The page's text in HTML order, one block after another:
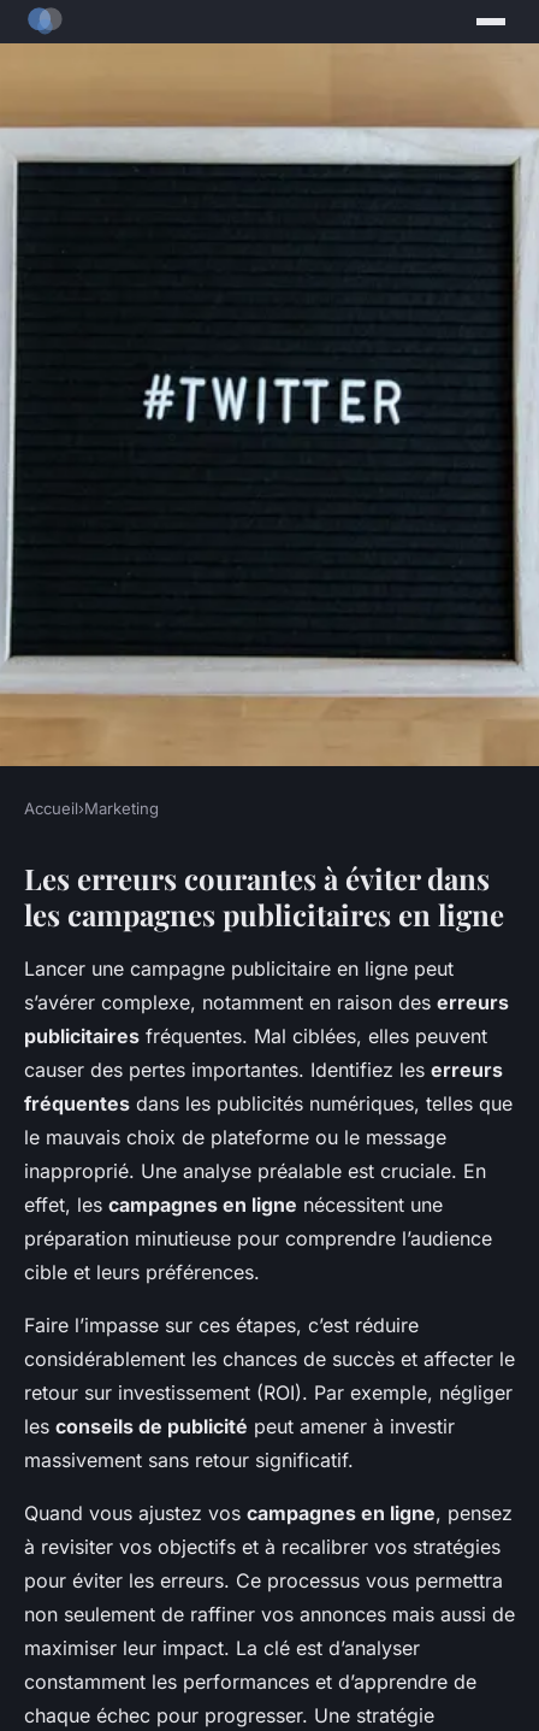
Erreurs Fatales à Éviter pour
une Campagne de Publicité en
Ligne Réussie
Maya 1 avril 2025 7 min de lecture
Accueil›Marketing
Les erreurs courantes à éviter dans
les campagnes publicitaires en ligne
Lancer une campagne publicitaire en ligne peut
s’avérer complexe, notamment en raison des erreurs
publicitaires fréquentes. Mal ciblées, elles peuvent
causer des pertes importantes. Identifiez les erreurs
fréquentes dans les publicités numériques, telles que
le mauvais choix de plateforme ou le message
inapproprié. Une analyse préalable est cruciale. En
effet, les campagnes en ligne nécessitent une
préparation minutieuse pour comprendre l’audience
cible et leurs préférences.
Faire l’impasse sur ces étapes, c’est réduire
considérablement les chances de succès et affecter le
retour sur investissement (ROI). Par exemple, négliger
les conseils de publicité peut amener à investir
massivement sans retour significatif.
Quand vous ajustez vos campagnes en ligne, pensez
à revisiter vos objectifs et à recalibrer vos stratégies
pour éviter les erreurs. Ce processus vous permettra
non seulement de raffiner vos annonces mais aussi de
maximiser leur impact. La clé est d’analyser
constamment les performances et d’apprendre de
chaque échec pour progresser. Une stratégie